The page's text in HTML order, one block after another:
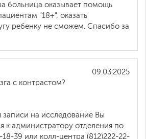
больница оказывает помощь
"18+", оказать
ребенку не сможем. Спасибо за
09.03.2025
с контрастом?
на исследование Вы
к администратору отделения по
39 или колл-центра (812)222-22-